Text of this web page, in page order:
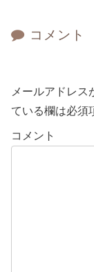
コメント
メールアドレス
ている欄は必須
コメント